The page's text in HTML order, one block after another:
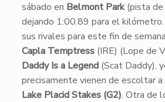
sábado en Belmont Park(pista de
dejando 1:00.89 para el
sus rivales para este fin de
Capla Temptress(IRE) (Lope de
Daddy Is a Legend(Scat Daddy),
precisamente vienen de escoltar a
Lake Placid Stakes (G2). Otra de